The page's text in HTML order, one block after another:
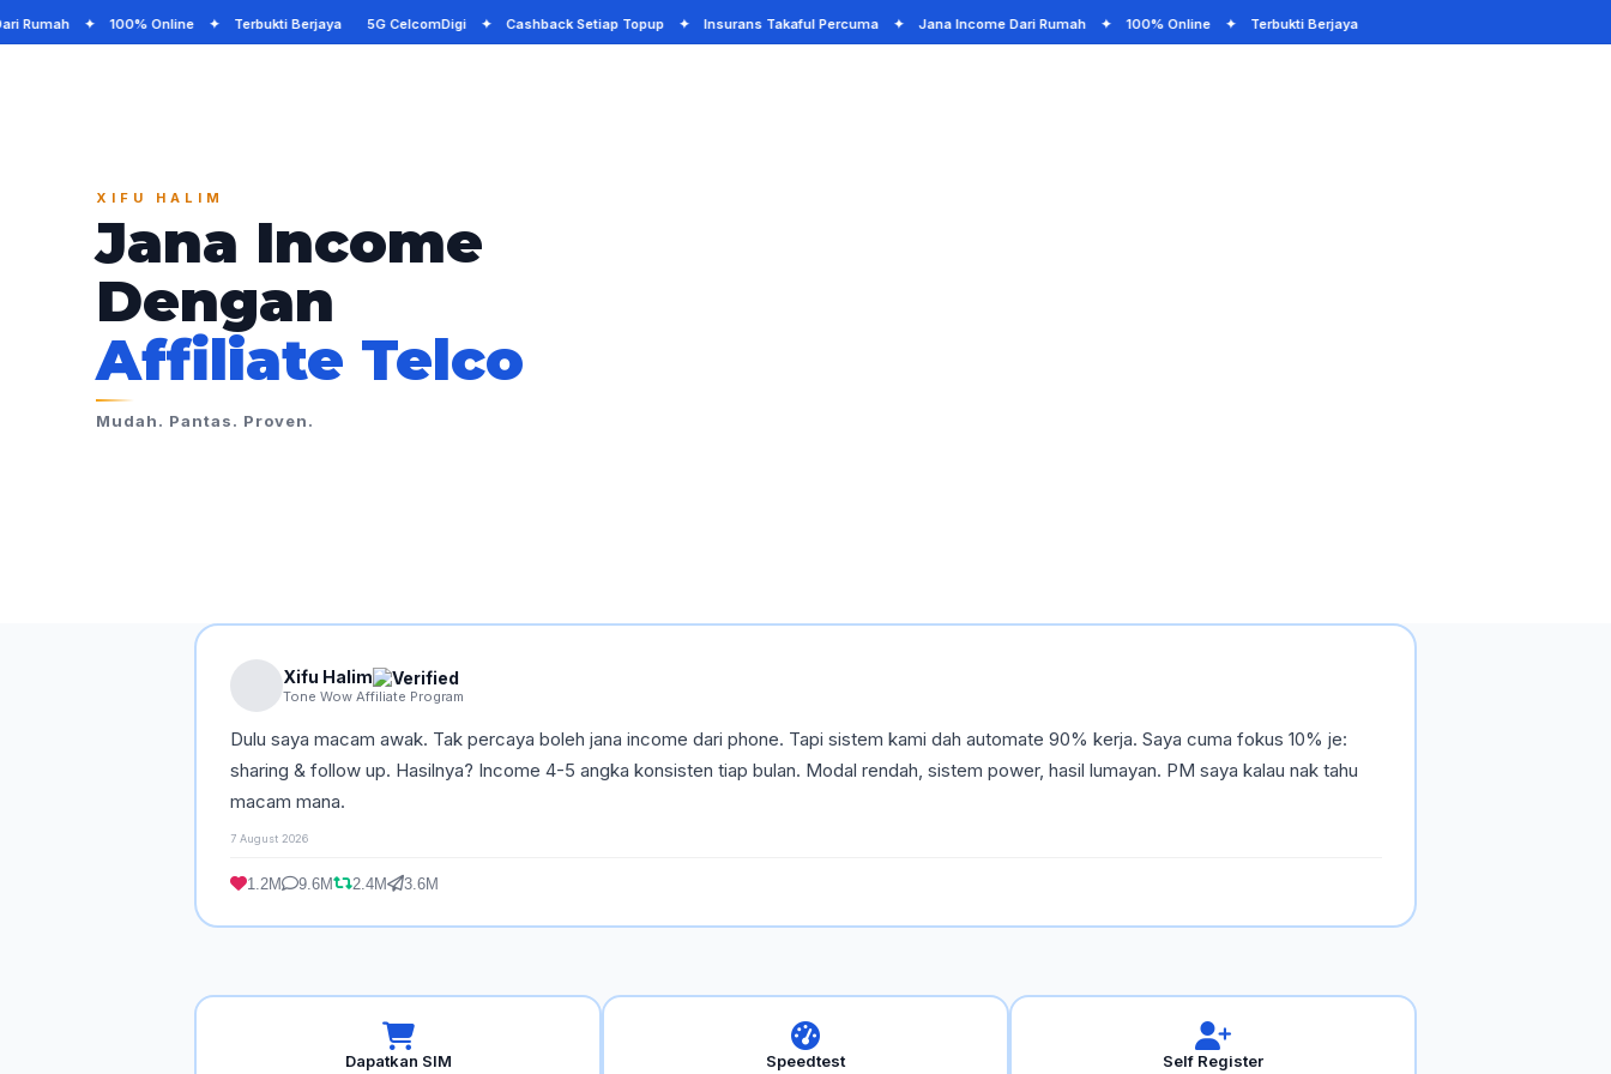
Rumah ✦ 100% Online ✦ Terbukti Berjaya 5G CelcomDigi ✦ Cashback Setiap Topup ✦ Insurans Takaful Percuma ✦ Jana Income Dari Rumah ✦ 100% Online ✦ Terbukti Berjaya
XIFU HALIM
Jana Income
Dengan
Affiliate Telco
Mudah. Pantas. Proven.
Xifu Halim
Tone Wow Affiliate Program
Dulu saya macam awak. Tak percaya boleh jana income dari phone. Tapi sistem kami dah automate 90% kerja. Saya cuma fokus 10% je:
sharing & follow up. Hasilnya? Income 4-5 angka konsisten tiap bulan. Modal rendah, sistem power, hasil lumayan. PM saya kalau nak tahu
macam mana.
7 August 2026
1.2M 9.6M 2.4M 3.6M
Dapatkan SIM Speedtest Self Register